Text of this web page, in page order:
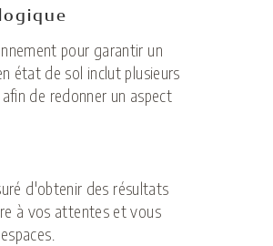
pour garantir un
état de sol inclut plusieurs
de redonner un aspect
d'obtenir des résultats
à vos attentes et vous